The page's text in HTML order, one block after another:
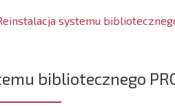
systemu
bibliotecznego